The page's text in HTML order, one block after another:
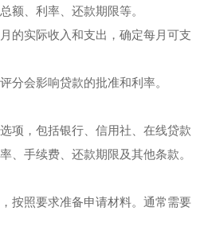
额、利率、还款期限等。
的实际收入和支出，确定每月可支
分会影响贷款的批准和利率。
项，包括银行、信用社、在线贷款
、手续费、还款期限及其他条款。
按照要求准备申请材料。通常需要